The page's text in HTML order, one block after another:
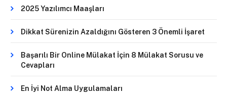
2025 Yazılımcı Maaşları
Dikkat Sürenizin Azaldığını Gösteren 3 Önemli İşaret
Başarılı Bir Online Mülakat İçin 8 Mülakat Sorusu ve
Cevapları
En İyi Not Alma Uygulamaları